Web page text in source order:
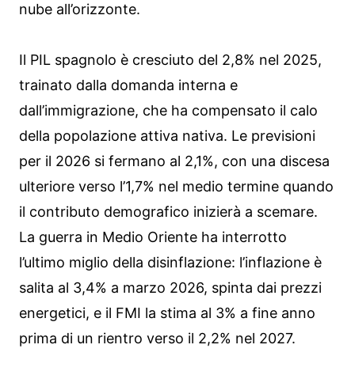
nube all’orizzonte.
Il PIL spagnolo è cresciuto del 2,8% nel 2025,
trainato dalla domanda interna e
dall’immigrazione, che ha compensato il calo
della popolazione attiva nativa. Le previsioni
per il 2026 si fermano al 2,1%, con una discesa
ulteriore verso l’1,7% nel medio termine quando
il contributo demografico inizierà a scemare.
La guerra in Medio Oriente ha interrotto
l’ultimo miglio della disinflazione: l’inflazione è
salita al 3,4% a marzo 2026, spinta dai prezzi
energetici, e il FMI la stima al 3% a fine anno
prima di un rientro verso il 2,2% nel 2027.